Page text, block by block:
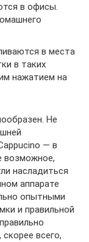
в офисы.
в места
в таких
нажатием на
Не
— в
возможное,
насладиться
аппарате
опытными
и правильной
всего,